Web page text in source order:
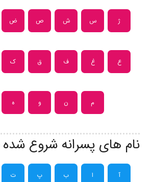
ژ س ش ص ض
ع غ ف ق ک
م ن و ه
نام های پسرانه شروع شده
آ ا ب پ ت